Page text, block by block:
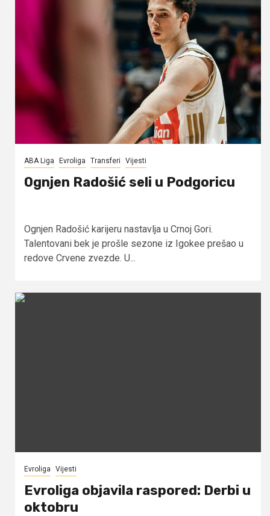
ABA Liga Evroliga Transferi Vijesti
Ognjen Radošić seli u Podgoricu
Ognjen Radošić karijeru nastavlja u Crnoj Gori.
Talentovani bek je prošle sezone iz Igokee prešao u
redove Crvene zvezde. U...
Evroliga Vijesti
Evroliga objavila raspored: Derbi u
oktobru